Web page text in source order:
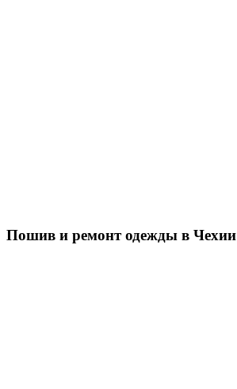
Пошив и ремонт одежды в Чехии